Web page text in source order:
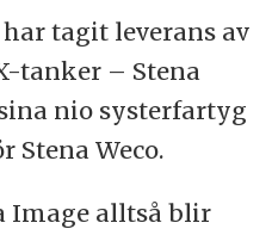
tagit leverans av
tanker – Stena
nio systerfartyg
Stena Weco.
Image alltså blir